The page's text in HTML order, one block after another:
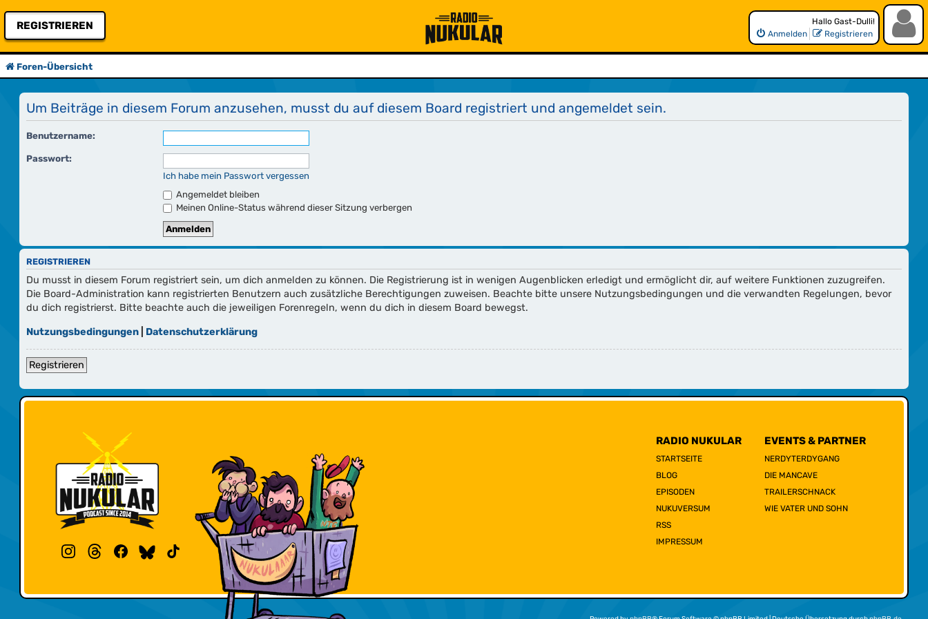
Hallo Gast-Dulli!
Anmelden
Registrieren
REGISTRIEREN
Foren-Übersicht
Um Beiträge in diesem Forum anzusehen, musst du auf diesem Board registriert und angemeldet sein.
Benutzername:
Passwort:
Ich habe mein Passwort vergessen
Angemeldet bleiben
Meinen Online-Status während dieser Sitzung verbergen
REGISTRIEREN
Du musst in diesem Forum registriert sein, um dich anmelden zu können. Die Registrierung ist in wenigen Augenblicken erledigt und ermöglicht dir, auf weitere Funktionen zuzugreifen.
Die Board-Administration kann registrierten Benutzern auch zusätzliche Berechtigungen zuweisen. Beachte bitte unsere Nutzungsbedingungen und die verwandten Regelungen, bevor
du dich registrierst. Bitte beachte auch die jeweiligen Forenregeln, wenn du dich in diesem Board bewegst.
Nutzungsbedingungen Datenschutzerklärung
Registrieren
RADIO NUKULAR
STARTSEITE
BLOG
EPISODEN
NUKUVERSUM
RSS
IMPRESSUM
EVENTS & PARTNER
NERDYTERDYGANG
DIE MANCAVE
TRAILERSCHNACK
WIE VATER UND SOHN